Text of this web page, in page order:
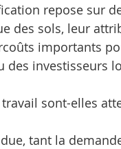
repose sur
des sols, leur
importants
des investisseurs
sont-elles
tant la